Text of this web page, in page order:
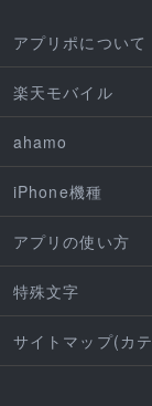
アプリポについて
楽天モバイル
ahamo
iPhone機種
アプリの使い方
特殊文字
サイトマップ(カ